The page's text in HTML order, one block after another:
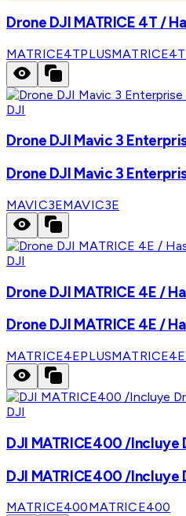
Drone DJI MATRICE 4T /
MATRICE4TPLUS
DJI
Drone DJI Mavic 3
Drone DJI Mavic 3
MAVIC3EMAVIC3E
DJI
Drone DJI MATRICE 4E /
Drone DJI MATRICE 4E /
MATRICE4EPLUS
DJI
DJI MATRICE400 /Incluye
DJI MATRICE400 /Incluye
MATRICE400MATRICE400